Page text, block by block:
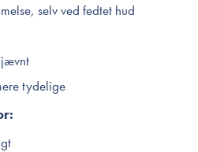
selv ved fedtet hud
tydelige